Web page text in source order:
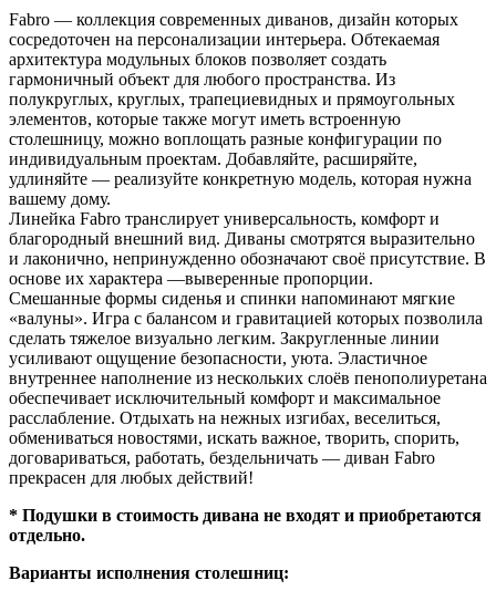
Fabro — коллекция современных диванов, дизайн которых
сосредоточен на персонализации интерьера. Обтекаемая
архитектура модульных блоков позволяет создать
гармоничный объект для любого пространства. Из
полукруглых, круглых, трапециевидных и прямоугольных
элементов, которые также могут иметь встроенную
столешницу, можно воплощать разные конфигурации по
индивидуальным проектам. Добавляйте, расширяйте,
удлиняйте — реализуйте конкретную модель, которая нужна
вашему дому.
Линейка Fabro транслирует универсальность, комфорт и
благородный внешний вид. Диваны смотрятся выразительно
и лаконично, непринужденно обозначают своё присутствие. В
основе их характера —выверенные пропорции.
Смешанные формы сиденья и спинки напоминают мягкие
«валуны». Игра с балансом и гравитацией которых позволила
сделать тяжелое визуально легким. Закругленные линии
усиливают ощущение безопасности, уюта. Эластичное
внутреннее наполнение из нескольких слоёв пенополиуретана
обеспечивает исключительный комфорт и максимальное
расслабление. Отдыхать на нежных изгибах, веселиться,
обмениваться новостями, искать важное, творить, спорить,
договариваться, работать, бездельничать — диван Fabro
прекрасен для любых действий!
* Подушки в стоимость дивана не входят и приобретаются
отдельно.
Варианты исполнения столешниц: